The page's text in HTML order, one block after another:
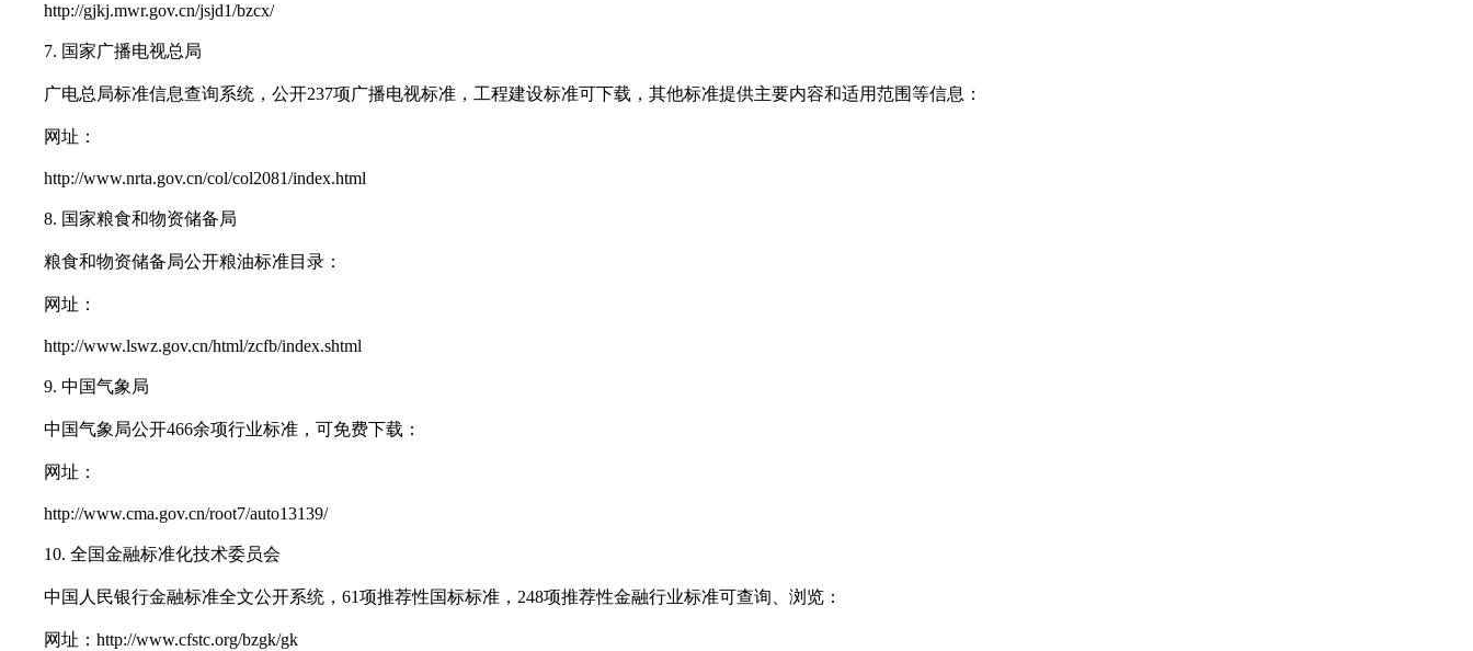
http://gjkj.mwr.gov.cn/jsjd1/bzcx/
7. 国家广播电视总局
广电总局标准信息查询系统，公开237项广播电视标准，工程建设标准可下载，其他标准提供主要内容和适用范围等信息：
网址：
http://www.nrta.gov.cn/col/col2081/index.html
8. 国家粮食和物资储备局
粮食和物资储备局公开粮油标准目录：
网址：
http://www.lswz.gov.cn/html/zcfb/index.shtml
9. 中国气象局
中国气象局公开466余项行业标准，可免费下载：
网址：
http://www.cma.gov.cn/root7/auto13139/
10. 全国金融标准化技术委员会
中国人民银行金融标准全文公开系统，61项推荐性国标标准，248项推荐性金融行业标准可查询、浏览：
网址：http://www.cfstc.org/bzgk/gk